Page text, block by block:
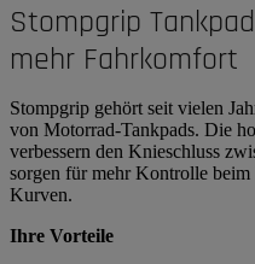
Stompgrip
mehr Fahrkomfort
Stompgrip gehört seit vielen
von Motorrad-Tankpads. Die
verbessern den Knieschluss
sorgen für mehr Kontrolle
Kurven.
Ihre Vorteile